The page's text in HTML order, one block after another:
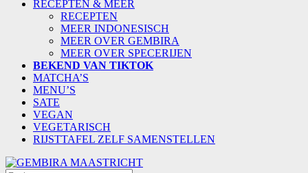
RECEPTEN & MEER
RECEPTEN
MEER INDONESISCH
MEER OVER GEMBIRA
MEER OVER SPECERIJEN
BEKEND VAN TIKTOK
MATCHA’S
MENU’S
SATE
VEGAN
VEGETARISCH
RIJSTTAFEL ZELF SAMENSTELLEN